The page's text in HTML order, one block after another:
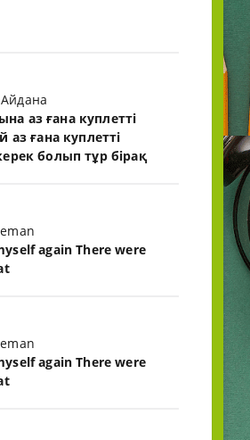
аз ғана куплетті
аз ғана куплетті
болып тұр бірақ
again There were
again There were